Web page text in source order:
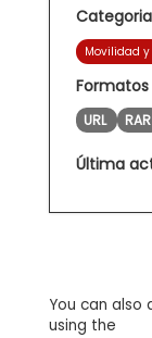
Movilidad
URL RAR
Última
You can also
using the